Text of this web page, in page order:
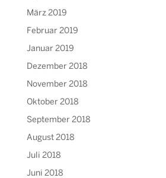
März 2019
Februar 2019
Januar 2019
Dezember 2018
November 2018
Oktober 2018
September 2018
August 2018
Juli 2018
Juni 2018